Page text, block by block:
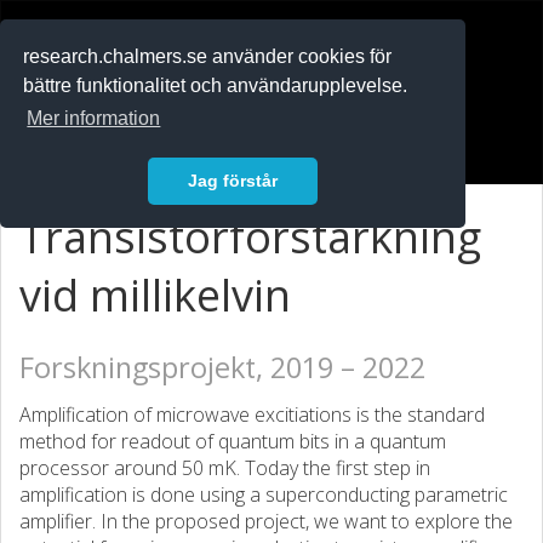
research.chalmers.se använder cookies för
bättre funktionalitet och användarupplevelse.
Mer information
Jag förstår
Transistorförstärkning
vid millikelvin
Forskningsprojekt, 2019 – 2022
Amplification of microwave excitiations is the standard
method for readout of quantum bits in a quantum
processor around 50 mK. Today the first step in
amplification is done using a superconducting parametric
amplifier. In the proposed project, we want to explore the